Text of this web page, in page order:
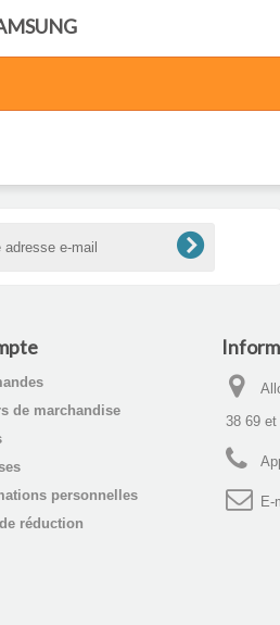
de marchandise
personnelles
réduction
38 69 et
E-